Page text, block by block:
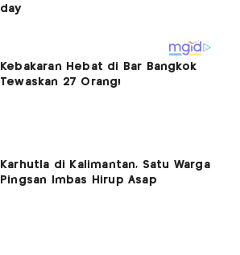
Kebakaran Hebat di Bar Bangkok
Tewaskan 27 Orang!
Karhutla di Kalimantan, Satu Warga
Pingsan Imbas Hirup Asap